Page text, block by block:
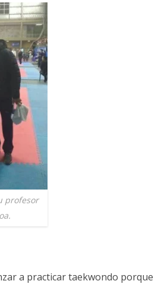
profesor
a practicar taekwondo porque